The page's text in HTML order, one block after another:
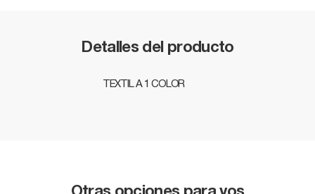
Detalles del producto
TEXTIL A 1 COLOR